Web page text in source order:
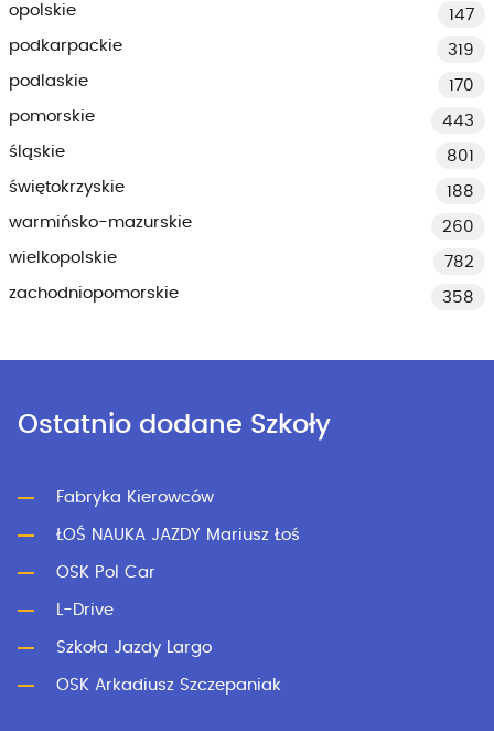
opolskie
147
podkarpackie
319
podlaskie
170
pomorskie
443
śląskie
801
świętokrzyskie
188
warmińsko-mazurskie
260
wielkopolskie
782
zachodniopomorskie
358
Ostatnio dodane Szkoły
Fabryka Kierowców
ŁOŚ NAUKA JAZDY Mariusz Łoś
OSK Pol Car
L-Drive
Szkoła Jazdy Largo
OSK Arkadiusz Szczepaniak